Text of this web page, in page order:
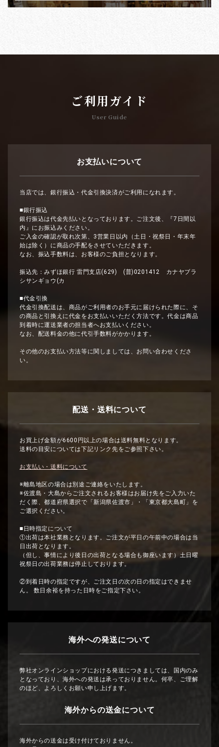
ご利用ガイド
User Guide
お支払いについて
当店では、銀行振込・代金引換決済がご利用になれます。
■銀行振込
銀行振込は代金先払いとなっております。ご注文後、『7日間以
内』にお振込みください。
ご入金の確認が取れ次第、3営業日以内（土日・祝祭日・年末年
始は除く）に商品の手配をさせていただきます。
なお、振込手数料は、お客様のご負担となります。
振込先：みずほ銀行 雷門支店(629) (普)0201412 カナヤブラ
シサンギョウ(カ
■代金引換
代金引換配送は、商品がご利用者のお手元に届けられた際に、そ
の商品と引換えに代金をお支払いいただく方法です。代金は商品
到着時に運送業者の担当者へお支払いください。
なお、配送料金の他に代引手数料がかかります。
その他のお支払い方法等に関しましては、お問い合わせくださ
い。
配送・送料について
お買上げ金額が6600円以上の場合は送料無料となります。
送料の目安については下記リンク先をご参照下さい。
お支払い・送料について
※離島地区の場合は別途ご連絡をいたします。
※佐渡島・大島からご注文されるお客様はお届け先をご入力いた
だく際、都道府県選択で「新潟県佐渡市」・「東京都大島町」を
ご選択ください。
■日時指定について
①出荷は本社業務となります。ご注文が平日の午前中の場合は当
日出荷となります。
（但し、事情により後日の出荷となる場合も御座います）土日曜
祝祭日の出荷業務は停止しております。
②到着日時の指定ですが、ご注文日の次の日の指定はできませ
ん。 数日余裕を持った日時をご指定下さい。
海外への発送について
弊社オンラインショップにおける発送につきましては、国内のみ
となっており、海外への発送は承っておりません。何卒、ご理解
のほど、よろしくお願い申し上げます。
海外からの送金について
海外からの送金は受け付けておりません。